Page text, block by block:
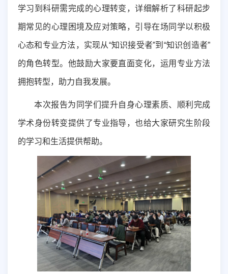
学习到科研需完成的心理转变，详细解析了科研起步
期常见的心理困境及应对策略，引导在场同学以积极
心态和专业方法，实现从“知识接受者”到“知识创造者”
的角色转型。他鼓励大家要直面变化，运用专业方法
拥抱转型，助力自我发展。
本次报告为同学们提升自身心理素质、顺利完成
学术身份转变提供了专业指导，也给大家研究生阶段
的学习和生活提供帮助。